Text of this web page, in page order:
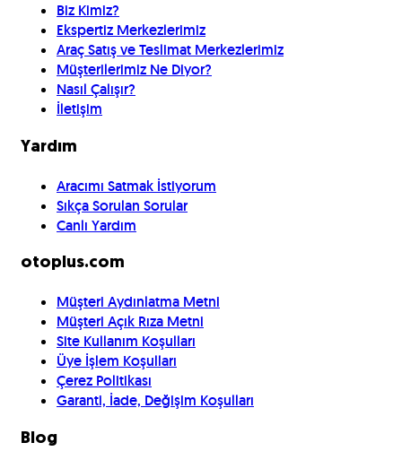
Biz Kimiz?
Ekspertiz Merkezlerimiz
Araç Satış ve Teslimat Merkezlerimiz
Müşterilerimiz Ne Diyor?
Nasıl Çalışır?
İletişim
Yardım
Aracımı Satmak İstiyorum
Sıkça Sorulan Sorular
Canlı Yardım
otoplus.com
Müşteri Aydınlatma Metni
Müşteri Açık Rıza Metni
Site Kullanım Koşulları
Üye İşlem Koşulları
Çerez Politikası
Garanti, İade, Değişim Koşulları
Blog